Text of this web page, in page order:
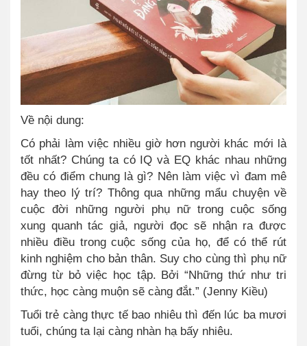
Về nội dung:
Có phải làm việc nhiều giờ hơn người khác mới là
tốt nhất? Chúng ta có IQ và EQ khác nhau những
đều có điểm chung là gì? Nên làm việc vì đam mê
hay theo lý trí? Thông qua những mẩu chuyện về
cuộc đời những người phụ nữ trong cuộc sống
xung quanh tác giả, người đọc sẽ nhận ra được
nhiều điều trong cuộc sống của họ, để có thể rút
kinh nghiệm cho bản thân. Suy cho cùng thì phụ nữ
đừng từ bỏ việc học tập. Bởi “Những thứ như tri
thức, học càng muộn sẽ càng đắt.” (Jenny Kiều)
Tuổi trẻ càng thực tế bao nhiêu thì đến lúc ba mươi
tuổi, chúng ta lại càng nhàn hạ bấy nhiêu.